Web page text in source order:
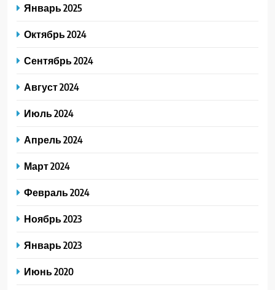
Январь 2025
Октябрь 2024
Сентябрь 2024
Август 2024
Июль 2024
Апрель 2024
Март 2024
Февраль 2024
Ноябрь 2023
Январь 2023
Июнь 2020